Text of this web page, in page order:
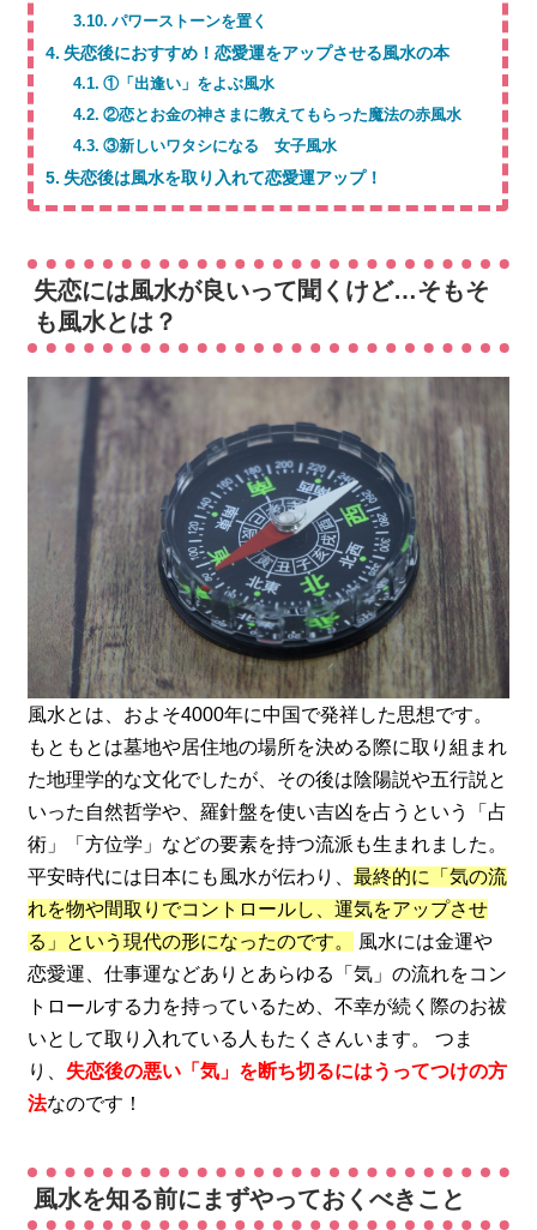
パワーストーンを置く
失恋後におすすめ！恋愛運をアップさせる風水の本
①「出逢い」をよぶ風水
②恋とお金の神さまに教えてもらった魔法の赤風水
③新しいワタシになる 女子風水
失恋後は風水を取り入れて恋愛運アップ！
失恋には風水が良いって聞くけど…そもそ
も風水とは？
風水とは、およそ4000年に中国で発祥した思想です。
もともとは墓地や居住地の場所を決める際に取り組まれ
た地理学的な文化でしたが、その後は陰陽説や五行説と
いった自然哲学や、羅針盤を使い吉凶を占うという「占
術」「方位学」などの要素を持つ流派も生まれました。
平安時代には日本にも風水が伝わり、最終的に「気の流
れを物や間取りでコントロールし、運気をアップさせ
る」という現代の形になったのです。
風水には金運や
恋愛運、仕事運などありとあらゆる「気」の流れをコン
トロールする力を持っているため、不幸が続く際のお祓
いとして取り入れている人もたくさんいます。 つま
り、 失恋後の悪い「気」を断ち切るにはうってつけの方
法なのです！
風水を知る前にまずやっておくべきこと